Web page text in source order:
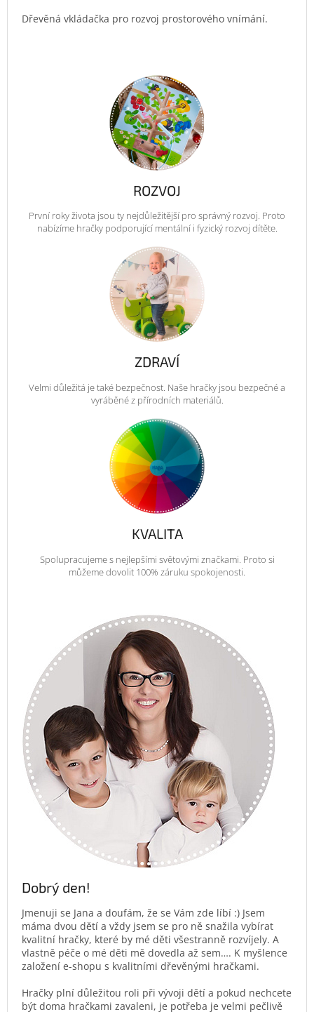
Dřevěná vkládačka pro rozvoj prostorového vnímání.
ROZVOJ
První roky života jsou ty nejdůležitější pro správný rozvoj. Proto
nabízíme hračky podporující mentální i fyzický rozvoj dítěte.
ZDRAVÍ
Velmi důležitá je také bezpečnost. Naše hračky jsou bezpečné a
vyráběné z přírodních materiálů.
KVALITA
Spolupracujeme s nejlepšími světovými značkami. Proto si
můžeme dovolit 100% záruku spokojenosti.
Dobrý den!
Jmenuji se Jana a doufám, že se Vám zde líbí :) Jsem
máma dvou dětí a vždy jsem se pro ně snažila vybírat
kvalitní hračky, které by mé děti všestranně rozvíjely. A
vlastně péče o mé děti mě dovedla až sem…. K myšlence
založení e-shopu s kvalitními dřevěnými hračkami.
Hračky plní důležitou roli při vývoji dětí a pokud nechcete
být doma hračkami zavaleni, je potřeba je velmi pečlivě